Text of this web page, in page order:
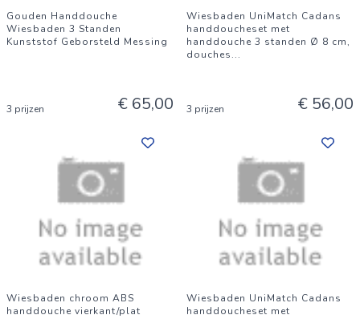
Gouden Handdouche
Wiesbaden 3 Standen
Kunststof Geborsteld Messing
3 prijzen € 65,00
Wiesbaden UniMatch Cadans
handdoucheset met
handdouche 3 standen Ø 8 cm,
douches...
3 prijzen € 56,00
Wiesbaden chroom ABS
handdouche vierkant/plat
Wiesbaden UniMatch Cadans
handdoucheset met